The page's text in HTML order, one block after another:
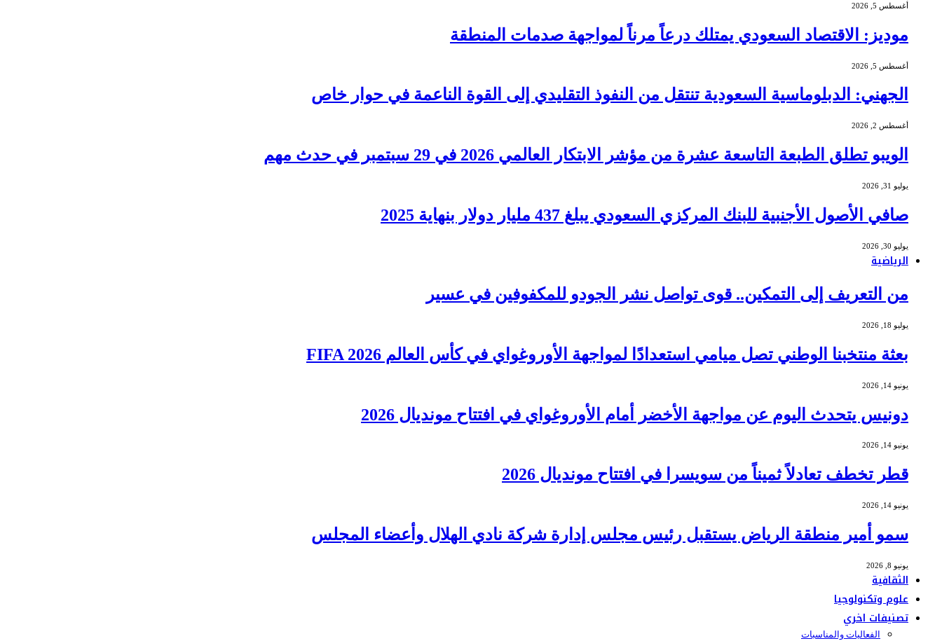
أغسطس 5, 2026
موديز: الاقتصاد السعودي يمتلك درعاً مرناً لمواجهة صدمات المنطقة
أغسطس 5, 2026
الجهني: الدبلوماسية السعودية تنتقل من النفوذ التقليدي إلى القوة الناعمة في حوار خاص
أغسطس 2, 2026
الويبو تطلق الطبعة التاسعة عشرة من مؤشر الابتكار العالمي 2026 في 29 سبتمبر في حدث مهم
يوليو 31, 2026
صافي الأصول الأجنبية للبنك المركزي السعودي يبلغ 437 مليار دولار بنهاية 2025
يوليو 30, 2026
الرياضية
من التعريف إلى التمكين.. قوى تواصل نشر الجودو للمكفوفين في عسير
يوليو 18, 2026
بعثة منتخبنا الوطني تصل ميامي استعدادًا لمواجهة الأوروغواي في كأس العالم FIFA 2026
يونيو 14, 2026
دونيس يتحدث اليوم عن مواجهة الأخضر أمام الأوروغواي في افتتاح مونديال 2026
يونيو 14, 2026
قطر تخطف تعادلاً ثميناً من سويسرا في افتتاح مونديال 2026
يونيو 14, 2026
سمو أمير منطقة الرياض يستقبل رئيس مجلس إدارة شركة نادي الهلال وأعضاء المجلس
يونيو 8, 2026
الثقافية
علوم وتكنولوجيا
تصنيفات اخري
الفعاليات والمناسبات